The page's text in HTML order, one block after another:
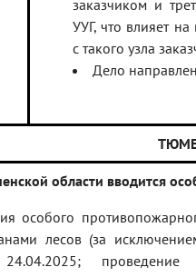
заказчиком и
УУГ, что влияет
с такого узла
Дело
области вводится
особого
лесов (за
проведение